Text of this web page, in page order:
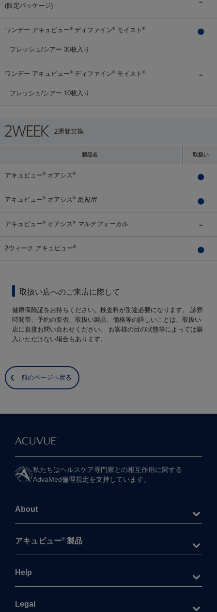
(限定パッケージ)
ワンデー アキュビュー® ディファイン® モイスト ®
フレッシュ/シアー 30枚入り
ワンデー アキュビュー® ディファイン® モイスト ®
フレッシュ/シアー 10枚入り
製品名 取扱い
アキュビュー® オアシス ®
アキュビュー® オアシス ® 乱視用
アキュビュー® オアシス ® マルチフォーカル
2ウィーク アキュビュー®
取扱い店へのご来店に際して
健康保険証をお持ちください。検査料が別途必要になります。 診察
時間帯、予約の要否、取扱い製品、価格等の詳しいことは、取扱い
店に直接お問い合わせください。 お客様の目の状態等によっては購
入いただけない場合もあります。
前のページへ戻る
私たちは​ヘルスケア専門家との​相互作用に​関する​
AdvaMed倫理規定を​支持しています。
About
アキュビュー® 製品
Help
Legal